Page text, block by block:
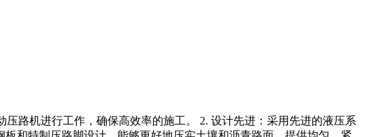
路机进行工作，确保高效率的施工。 2. 设计先进：采用先进的液压系